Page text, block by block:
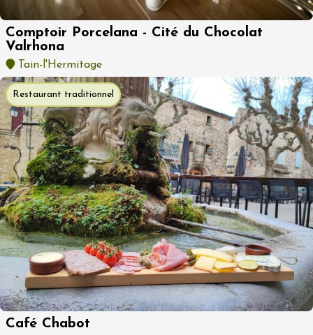
Comptoir Porcelana - Cité du Chocolat
Valrhona
Tain-l'Hermitage
Restaurant traditionnel
Café Chabot